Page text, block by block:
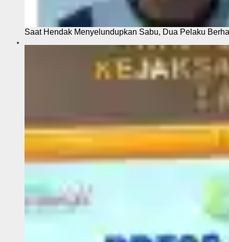
Saat Hendak Menyelundupkan Sabu, Dua Pelaku